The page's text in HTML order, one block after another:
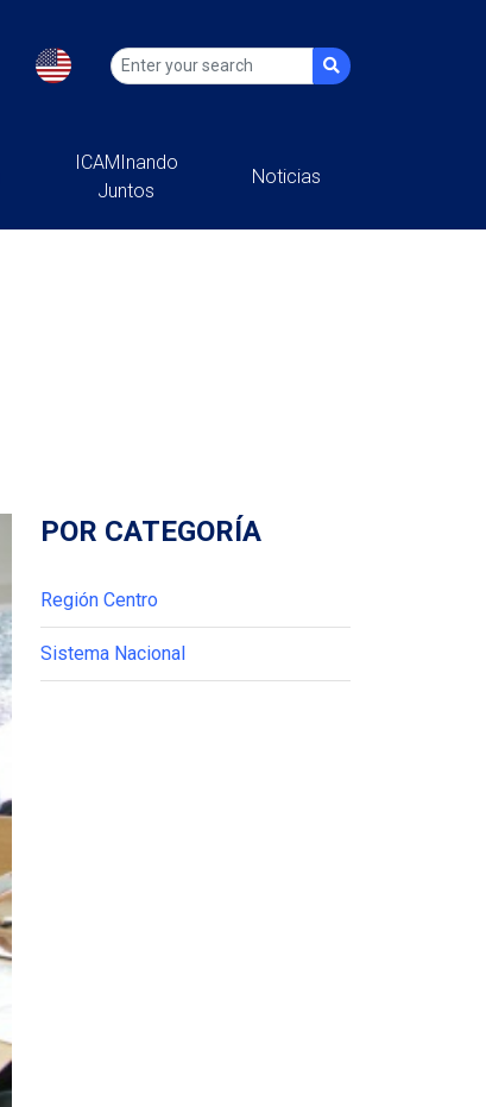
ICAMInando
Juntos
Noticias
POR CATEGORÍA
Región Centro
Sistema Nacional